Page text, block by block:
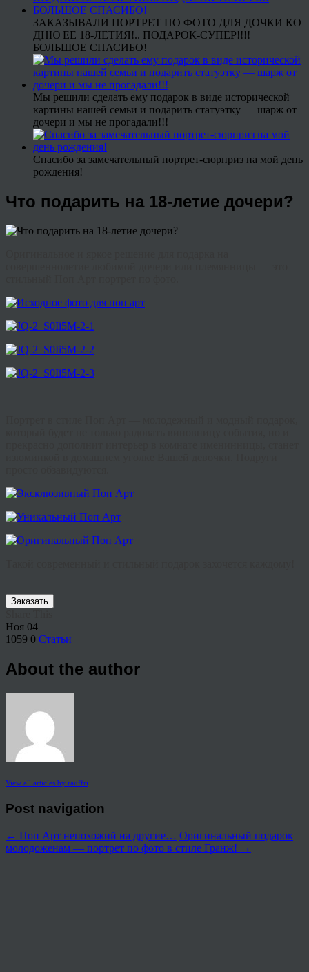
ЗАКАЗЫВАЛИ ПОРТРЕТ ПО ФОТО ДЛЯ ДОЧКИ КО
ДНЮ ЕЕ 18-ЛЕТИЯ!.. ПОДАРОК-СУПЕР!!!!
БОЛЬШОЕ СПАСИБО!
Мы решили сделать ему подарок в виде исторической
картины нашей семьи и подарить статуэтку — шарж от
дочери и мы не прогадали!!!
Спасибо за замечательный портрет-сюрприз на мой день
рождения!
Что подарить на 18-летие дочери?
Заказать
Ноя 04
1059 0 Статьи
About the author
View all articles by rauffri
Post navigation
← Поп Арт непохожий на другие… Оригинальный подарок
молодоженам — портрет по фото в стиле Гранж! →